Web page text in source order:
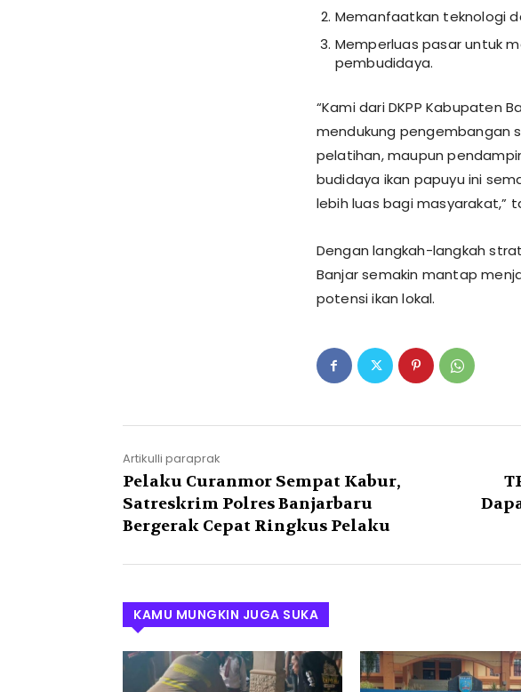
Memanfaatkan teknologi
Memperluas pasar untuk
pembudidaya.
“Kami dari DKPP Kabupaten
mendukung pengembangan
pelatihan, maupun
budidaya ikan papuyu ini
lebih luas bagi masyarakat,”
Dengan langkah-langkah
Banjar semakin mantap
potensi ikan lokal.
Artikulli paraprak
Pelaku Curanmor Sempat Kabur,
Satreskrim Polres Banjarbaru
Bergerak Cepat Ringkus Pelaku
KAMU MUNGKIN JUGA SUKA